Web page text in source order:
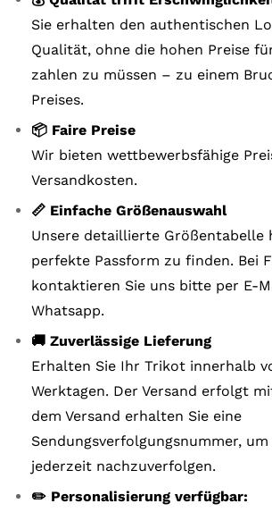
Sie erhalten den authentischen
Qualität, ohne die hohen Preise
zahlen zu müssen – zu einem
Preises.
📦 Faire Preise
Wir bieten wettbewerbsfähige
Versandkosten.
📏 Einfache Größenauswahl
Unsere detaillierte Größentabelle
perfekte Passform zu finden. Bei
kontaktieren Sie uns bitte per E-
Whatsapp.
🚚 Zuverlässige Lieferung
Erhalten Sie Ihr Trikot innerhalb
Werktagen. Der Versand erfolgt
dem Versand erhalten Sie eine
Sendungsverfolgungsnummer,
jederzeit nachzuverfolgen.
✏️ Personalisierung verfügbar: